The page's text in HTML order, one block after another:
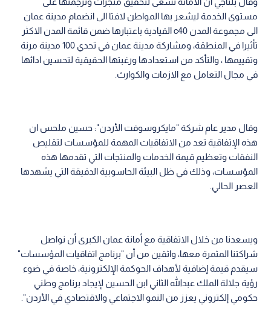
مستوى الخدمة ليشعر بها المواطن لافتا الى انضمام مدينة عمان
الى مجموعة المدن c40 القيادية باعتبارها ضمن قائمة المدن الاكثر
تأثيرا في المنطقة، ومشاركة مدينة عمان في تحدي 100 مدينة مرنة
وتقييمها ، والتأكد من استعدادها ورغبتها الحقيقية لتحسين ادائها
في مجال التعامل مع الازمات والكوارث.
وقال مدير عام شركة "مايكروسوفت الأردن": حسين ملحس ان
هذه الإتفاقية تعد من الاتفاقيات المهمة للمؤسسات لتقليص
النفقات وتعظيم قيمة الخدمات والمنتجات التي تقدمها هذه
المؤسسات، وذلك في ظل البيئة الحاسوبية الدقيقة التي يشهدها
العصر الحالي.
ويسعدنا من خلال الاتفاقية مع أمانة عمان الكبرى أن نواصل
شراكتنا المثمرة معها، واثقين من أن "برنامج اتفاقيات المؤسسات"
سيقدم قيمة إضافية لأهداف الحوكمة الإلكترونية، خاصة في ضوء
رؤية جلالة الملك عبدالله الثاني ابن الحسين لإيجاد برنامج وطني
حكومي إلكتروني يعزز من النمو الاجتماعي والاقتصادي في الأردن".